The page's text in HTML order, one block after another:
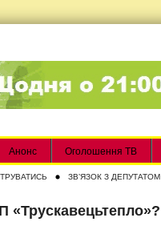
Анонс Оголошення ТВ
ЗВʼЯЗОК З ДЕПУТАТОМ
«Трускавецьтепло»?